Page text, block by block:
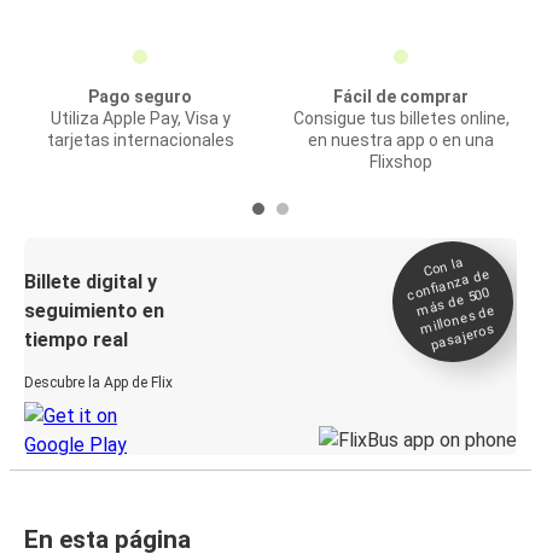
Pago seguro
Utiliza Apple Pay, Visa y
tarjetas internacionales
Fácil de comprar
Consigue tus billetes online,
en nuestra app o en una
Flixshop
Billete digital y
seguimiento en
tiempo real
Descubre la App de Flix
Con la
confianza de
más de 500
millones de
pasajeros
En esta página